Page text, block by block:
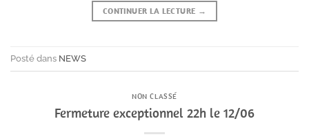
CONTINUER LA LECTURE →
Posté dans NEWS
NON CLASSÉ
Fermeture exceptionnel 22h le 12/06